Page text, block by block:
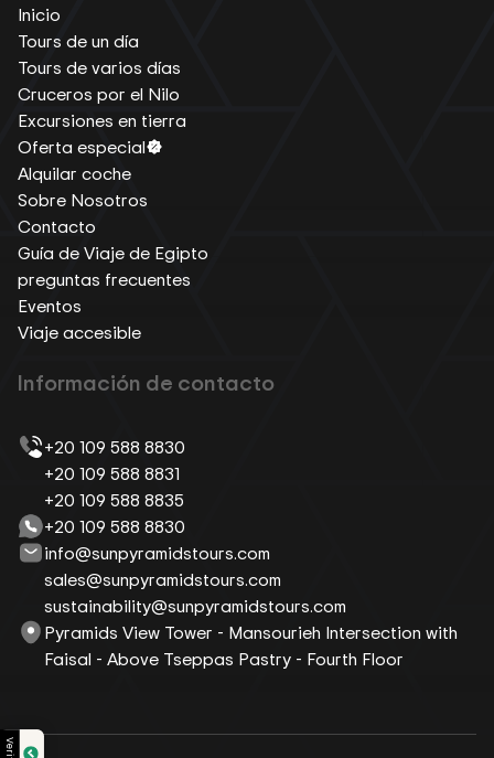
Inicio
Tours de un día
Tours de varios días
Cruceros por el Nilo
Excursiones en tierra
Oferta especial
Alquilar coche
Sobre Nosotros
Contacto
Guía de Viaje de Egipto
preguntas frecuentes
Eventos
Viaje accesible
Información de contacto
+20 109 588 8830
+20 109 588 8831
+20 109 588 8835
+20 109 588 8830
info@sunpyramidstours.com
sales@sunpyramidstours.com
sustainability@sunpyramidstours.com
Pyramids View Tower - Mansourieh Intersection with
Faisal - Above Tseppas Pastry - Fourth Floor